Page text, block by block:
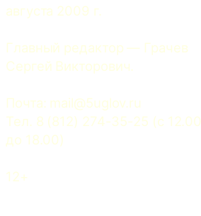
августа 2009 г.
Главный редактор — Грачев
Сергей Викторович.
Почта: mail@5uglov.ru
Тел. 8 (812) 274-35-25 (c 12.00
до 18.00)
12+